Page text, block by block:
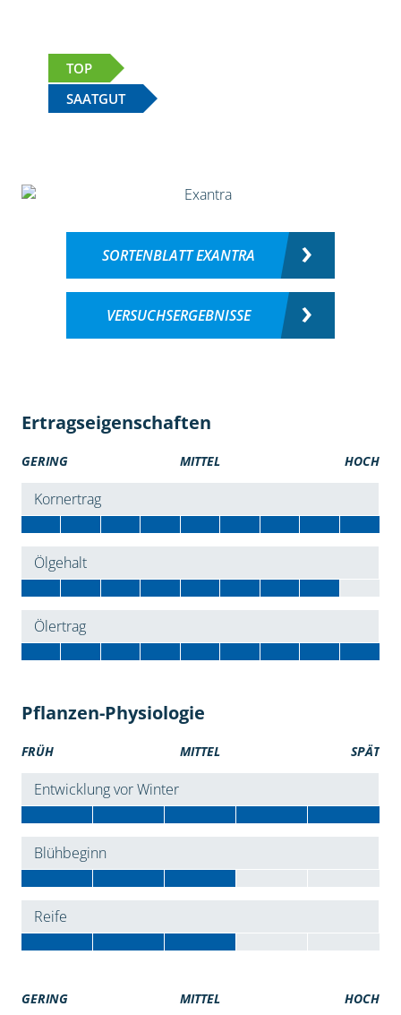
TOP
SAATGUT
SORTENBLATT EXANTRA
VERSUCHSERGEBNISSE
Ertragseigenschaften
GERING MITTEL HOCH
Kornertrag
Ölgehalt
Ölertrag
Pflanzen-Physiologie
FRÜH MITTEL SPÄT
Entwicklung vor Winter
Blühbeginn
Reife
GERING MITTEL HOCH